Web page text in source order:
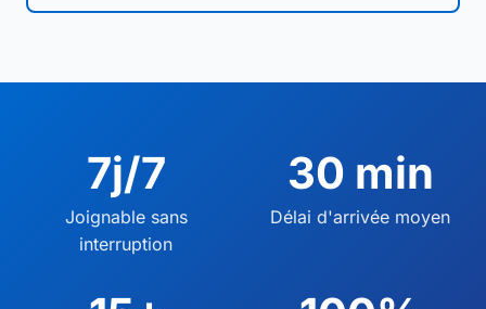
7j/7
Joignable sans
interruption
30 min
Délai d'arrivée moyen